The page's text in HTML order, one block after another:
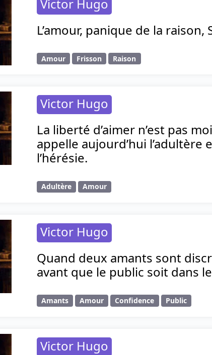
Victor Hugo
L’amour, panique de la
Amour Frisson Raison
Victor Hugo
La liberté d’aimer n’est pas
appelle aujourd’hui
l’hérésie.
Adultère Amour
Victor Hugo
Quand deux amants sont
avant que le public soit dans
Amants Amour Confidence Public
Victor Hugo